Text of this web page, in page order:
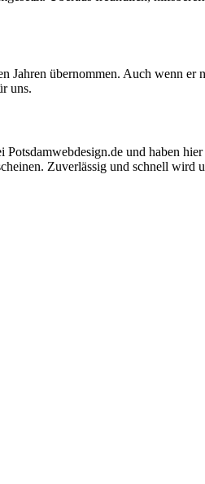
übernommen. Auch wenn
uns.
und haben
Zuverlässig und schnell wird